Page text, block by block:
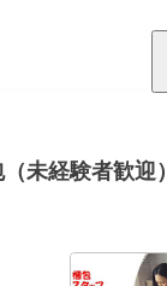
未経験者歓迎）